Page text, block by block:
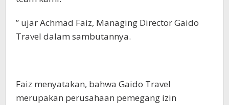
” ujar Achmad Faiz, Managing Director Gaido
Travel dalam sambutannya.
Faiz menyatakan, bahwa Gaido Travel
merupakan perusahaan pemegang izin